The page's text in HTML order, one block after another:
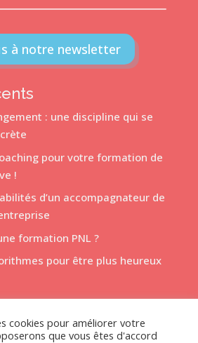
à notre newsletter
: une discipline qui se
pour votre formation de
!
d’un accompagnateur de
formation PNL ?
pour être plus heureux
cookies pour améliorer votre
que vous êtes d'accord